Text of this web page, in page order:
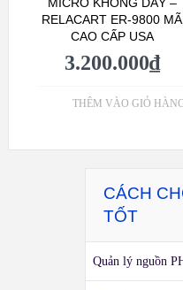
RELACART ER-9800 MÃ
CAO CẤP USA
3.200.000₫
THÊM VÀO GIỎ
CÁCH
TỐT
Quản lý nguồn